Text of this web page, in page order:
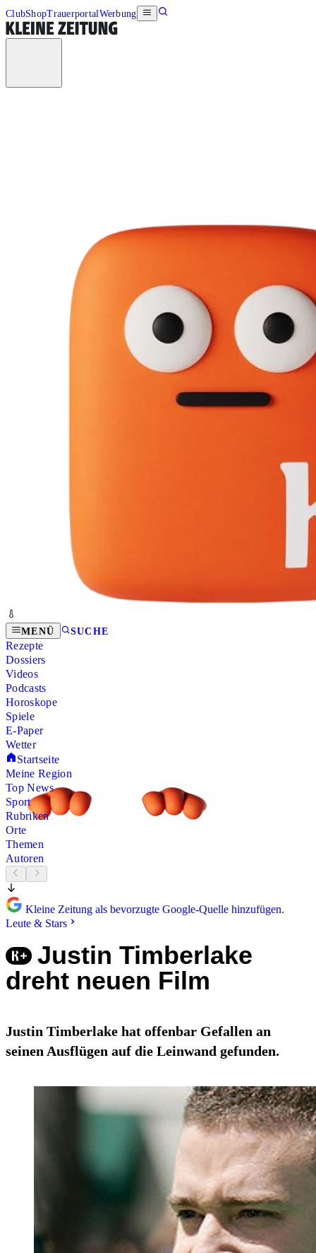
ClubShopTrauerportalWerbung
MENÜ SUCHE
Rezepte
Dossiers
Videos
Podcasts
Horoskope
Spiele
E-Paper
Wetter
Startseite
Meine Region
Top News
Sport
Rubriken
Orte
Themen
Autoren
Kleine Zeitung als bevorzugte Google-Quelle hinzufügen.
Leute & Stars
Justin Timberlake
dreht neuen Film
Justin Timberlake hat offenbar Gefallen an
seinen Ausflügen auf die Leinwand gefunden.